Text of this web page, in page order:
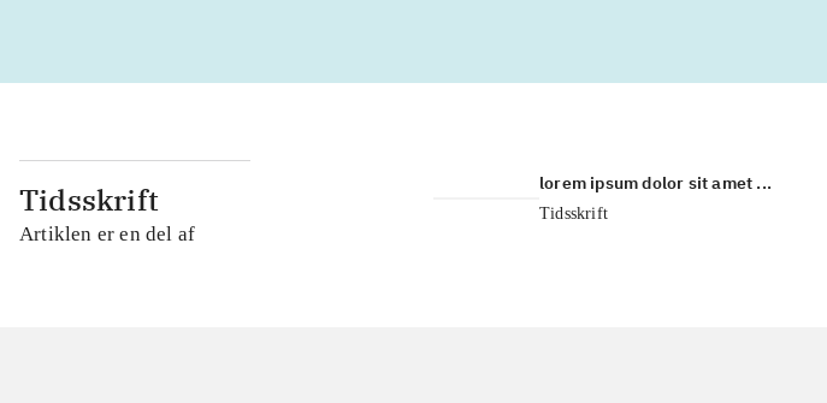
Tidsskrift
Artiklen er en del af
lorem ipsum dolor sit amet ...
Tidsskrift